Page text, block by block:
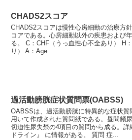
CHADS2スコア
CHADS2スコアは慢性心房細動の治療方
コアである。心房細動以外の疾患および
る。 C：CHF（うっ血性心不全あり） H
り） A：Age ...
過活動膀胱症状質問票(OABSS)
OABSSは、過活動膀胱に特異的な症状質
用いて作成された質問紙である。昼間頻
切迫性尿失禁の4項目の質問から成る。詳
ドライン』 に情報がある。 質問 症...